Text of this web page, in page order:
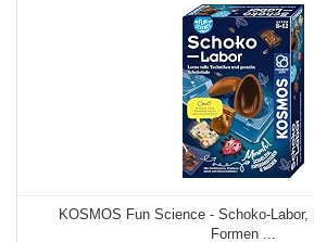
KOSMOS Fun Science - Schoko-
Formen ...